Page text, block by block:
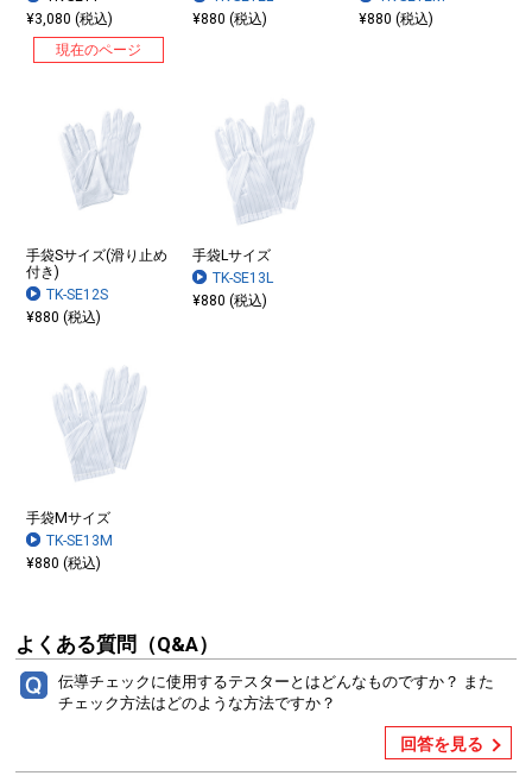
¥3,080 (税込)
現在のページ
¥880 (税込)
¥880 (税込)
手袋Sサイズ(滑り止め
付き)
TK-SE12S
¥880 (税込)
手袋Lサイズ
TK-SE13L
¥880 (税込)
手袋Mサイズ
TK-SE13M
¥880 (税込)
よくある質問（Q&A）
伝導チェックに使用するテスターとはどんなものですか？ また
チェック方法はどのような方法ですか？
回答を見る